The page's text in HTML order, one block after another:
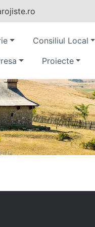
Consiliul Local
Proiecte